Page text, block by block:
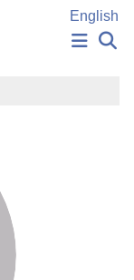
English